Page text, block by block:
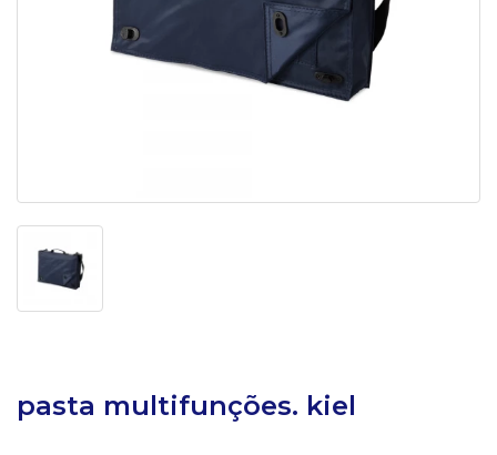
pasta multifunções. kiel